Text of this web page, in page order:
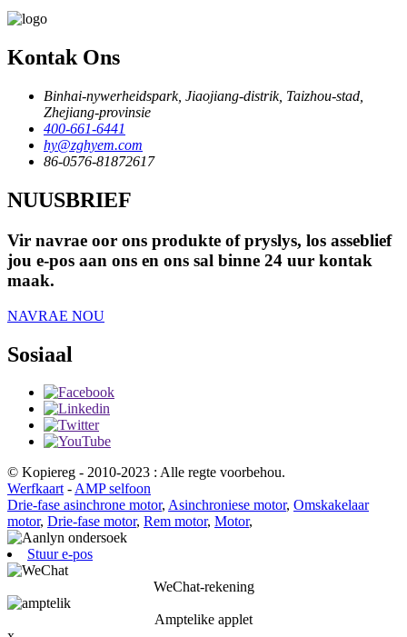
Kontak Ons
Binhai-nywerheidspark, Jiaojiang-distrik, Taizhou-stad,
Zhejiang-provinsie
400-661-6441
hy@zghyem.com
86-0576-81872617
NUUSBRIEF
Vir navrae oor ons produkte of pryslys, los asseblief
jou e-pos aan ons en ons sal binne 24 uur kontak
maak.
NAVRAE NOU
Sosiaal
© Kopiereg - 2010-2023 : Alle regte voorbehou.
Werfkaart-AMP selfoon
Drie-fase asinchrone motor, Asinchroniese motor, Omskakelaar
motor, Drie-fase motor, Rem motor, Motor,
Stuur e-pos
WeChat-rekening
Amptelike applet